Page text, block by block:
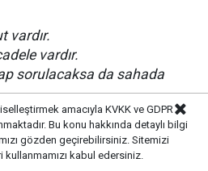
vardır.
vardır.
sorulacaksa da sahada
başladığımız bu sezonda
geçit vermeyeceğiz. Tek
amacıyla KVKK ve GDPR
Bu konu hakkında detaylı bilgi
gözden geçirebilirsiniz. Sitemizi
kullanmamızı kabul edersiniz.